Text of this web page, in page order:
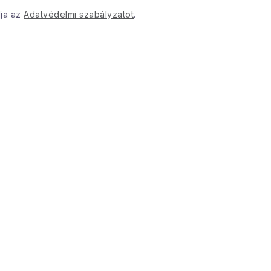
az Adatvédelmi szabályzatot.